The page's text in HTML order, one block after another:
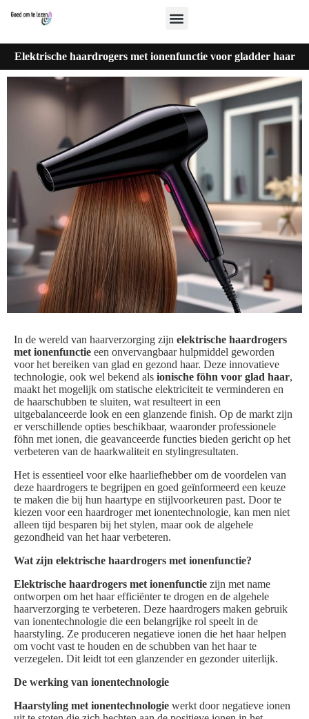
Elektrische haardrogers met ionenfunctie voor gladder haar
In de wereld van haarverzorging zijn elektrische haardrogers
met ionenfunctie een onvervangbaar hulpmiddel geworden
voor het bereiken van glad en gezond haar. Deze innovatieve
technologie, ook wel bekend als ionische föhn voor glad haar,
maakt het mogelijk om statische elektriciteit te verminderen en
de haarschubben te sluiten, wat resulteert in een
uitgebalanceerde look en een glanzende finish. Op de markt zijn
er verschillende opties beschikbaar, waaronder professionele
föhn met ionen, die geavanceerde functies bieden gericht op het
verbeteren van de haarkwaliteit en stylingresultaten.
Het is essentieel voor elke haarliefhebber om de voordelen van
deze haardrogers te begrijpen en goed geïnformeerd een keuze
te maken die bij hun haartype en stijlvoorkeuren past. Door te
kiezen voor een haardroger met ionentechnologie, kan men niet
alleen tijd besparen bij het stylen, maar ook de algehele
gezondheid van het haar verbeteren.
Wat zijn elektrische haardrogers met ionenfunctie?
Elektrische haardrogers met ionenfunctie zijn met name
ontworpen om het haar efficiënter te drogen en de algehele
haarverzorging te verbeteren. Deze haardrogers maken gebruik
van ionentechnologie die een belangrijke rol speelt in de
haarstyling. Ze produceren negatieve ionen die het haar helpen
om vocht vast te houden en de schubben van het haar te
verzegelen. Dit leidt tot een glanzender en gezonder uiterlijk.
De werking van ionentechnologie
Haarstyling met ionentechnologie werkt door negatieve ionen